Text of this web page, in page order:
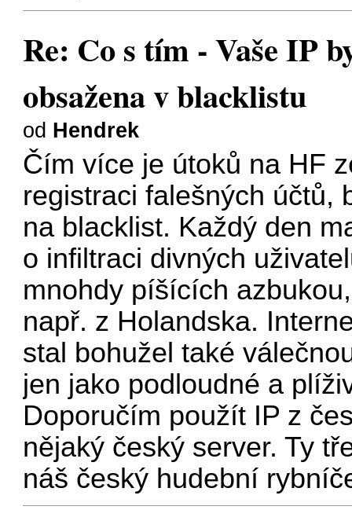
Re: Co s tím - Vaše IP
obsažena v blacklistu
od Hendrek
Čím více je útoků na HF
registraci falešných účtů,
na blacklist. Každý den
o infiltraci divných
mnohdy píšících
např. z Holandska.
stal bohužel také
jen jako podloudné a
Doporučím použít IP z
nějaký český server. Ty
náš český hudební